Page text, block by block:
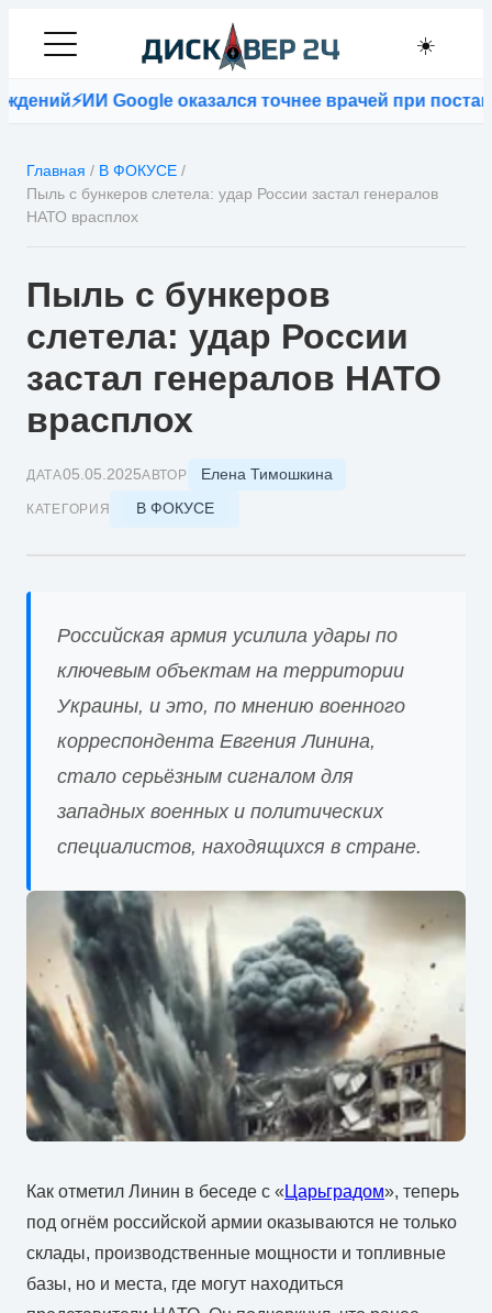
☀️
ИИ Google оказался точнее врачей при постановке
Главная / В ФОКУСЕ /
Пыль с бункеров слетела: удар России застал генералов
НАТО врасплох
Пыль с бункеров
слетела: удар России
застал генералов НАТО
врасплох
ДАТА05.05.2025АВТОР Елена Тимошкина
КАТЕГОРИЯ В ФОКУСЕ
Российская армия усилила удары по
ключевым объектам на территории
Украины, и это, по мнению военного
корреспондента Евгения Линина,
стало серьёзным сигналом для
западных военных и политических
специалистов, находящихся в стране.
Как отметил Линин в беседе с « Царьградом», теперь
под огнём российской армии оказываются не только
склады, производственные мощности и топливные
базы, но и места, где могут находиться